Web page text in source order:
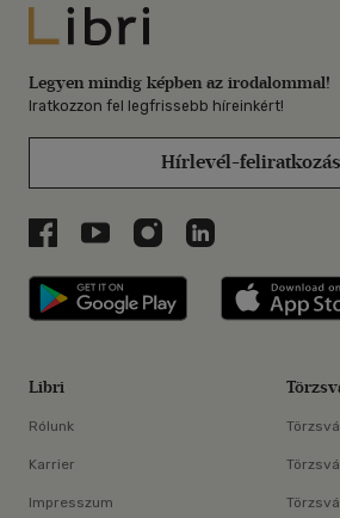
Libri
Legyen mindig képben az irodalommal!
Iratkozzon fel legfrissebb híreinkért!
Hírlevél-feliratkozás
Libri a Facebookon
Libri a Youtube-on
Libri az Instagramon
Libri a
Libri applikáció
Libri
Rólunk
Karrier
Impresszum